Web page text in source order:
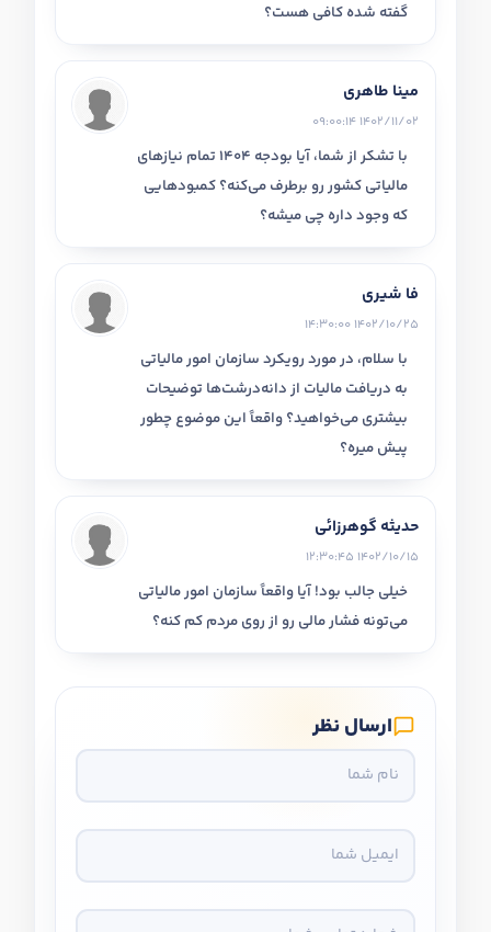
گفته شده کافی هست؟
مینا طاهری
1402/11/02 09:00:14
با تشکر از شما، آیا بودجه 1404 تمام نیازهای
مالیاتی کشور رو برطرف می‌کنه؟ کمبودهایی
که وجود داره چی میشه؟
فا شیری
1402/10/25 14:30:00
با سلام، در مورد رویکرد سازمان امور مالیاتی
به دریافت مالیات از دانه‌درشت‌ها توضیحات
بیشتری می‌خواهید؟ واقعاً این موضوع چطور
پیش میره؟
حدیثه گوهرزائی
1402/10/15 12:30:45
خیلی جالب بود! آیا واقعاً سازمان امور مالیاتی
می‌تونه فشار مالی رو از روی مردم کم کنه؟
ارسال نظر